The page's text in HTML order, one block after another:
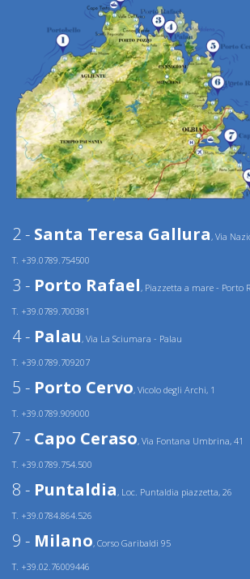
2 - Santa Teresa Gallura, Via
T. +39.0789.754500
3 - Porto Rafael, Piazzetta a mare - Porto
T. +39.0789.700381
4 - Palau, Via La Sciumara - Palau
T. +39.0789.709207
5 - Porto Cervo, Vicolo degli Archi, 1
T. +39.0789.909000
7 - Capo Ceraso, Via Fontana Umbrina, 41
T. +39.0789.754.500
8 - Puntaldia, Loc. Puntaldia piazzetta, 26
T. +39.0784.864.526
9 - Milano, Corso Garibaldi 95
T. +39.02.76009446